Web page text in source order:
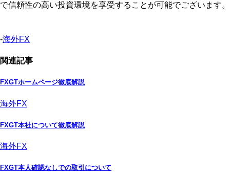
で信頼性の高い投資環境を享受することが可能でございます。
-海外FX
関連記事
FXGTホームページ徹底解説
海外FX
FXGT本社について徹底解説
海外FX
FXGT本人確認なしでの取引について